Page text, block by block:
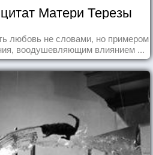
Матери Терезы
любовь не словами, но примером
воодушевляющим влиянием ...